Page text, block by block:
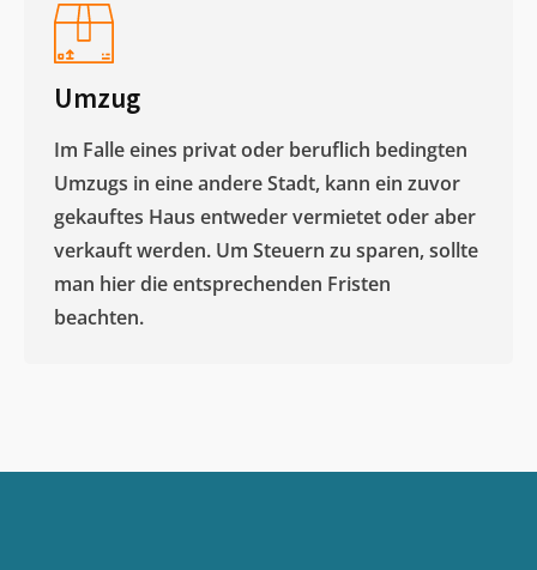
Umzug
Im Falle eines privat oder beruflich bedingten
Umzugs in eine andere Stadt, kann ein zuvor
gekauftes Haus entweder vermietet oder aber
verkauft werden. Um Steuern zu sparen, sollte
man hier die entsprechenden Fristen
beachten.